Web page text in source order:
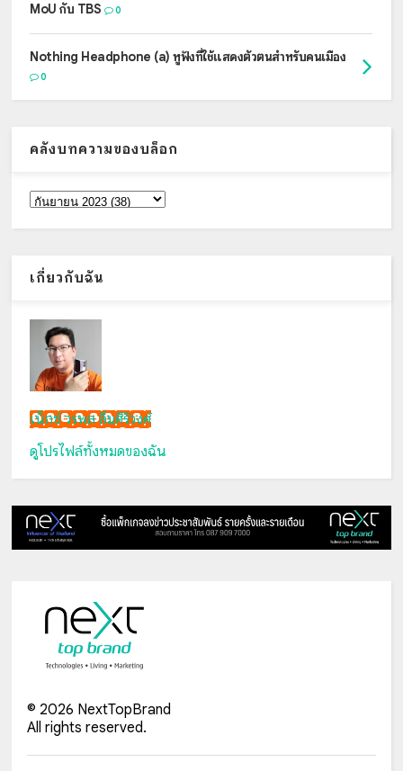
MoU กับ TBS
0
Nothing Headphone (a) หูฟังที่ใช้แสดงตัวตนสำหรับคนเมือง
0
คลังบทความของบล็อก
เกี่ยวกับฉัน
เน็กซ์ วรพล ลิ่มศิริวงศ์
ดูโปรไฟล์ทั้งหมดของฉัน
© 2026 NextTopBrand
All rights reserved.